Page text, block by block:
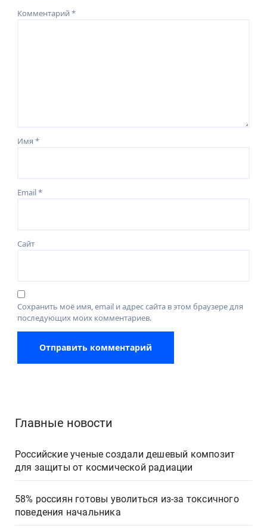
Комментарий*
Имя*
Email*
Сайт
Сохранить моё имя, email и адрес сайта в этом браузере для
последующих моих комментариев.
Главные новости
Российские ученые создали дешевый композит
для защиты от космической радиации
58% россиян готовы уволиться из-за токсичного
поведения начальника